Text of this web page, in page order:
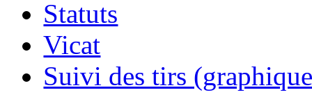
Statuts
Vicat
Suivi des tirs